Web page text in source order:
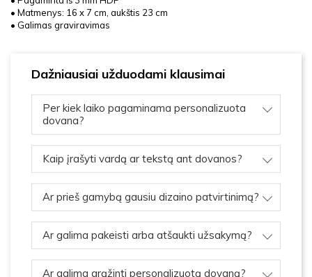
• Matmenys: 16 x 7 cm, aukštis 23 cm
• Galimas graviravimas
Dažniausiai užduodami klausimai
Per kiek laiko pagaminama personalizuota
dovana?
Kaip įrašyti vardą ar tekstą ant dovanos?
Ar prieš gamybą gausiu dizaino patvirtinimą?
Ar galima pakeisti arba atšaukti užsakymą?
Ar galima grąžinti personalizuotą dovaną?